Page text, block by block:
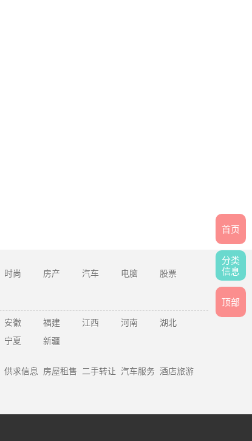
首页
分类
信息
顶部
时尚 房产 汽车 电脑
股票
安徽 福建 江西 河南
湖北
宁夏 新疆
供求信息 房屋租售 二手转让 汽车服务 酒店旅游